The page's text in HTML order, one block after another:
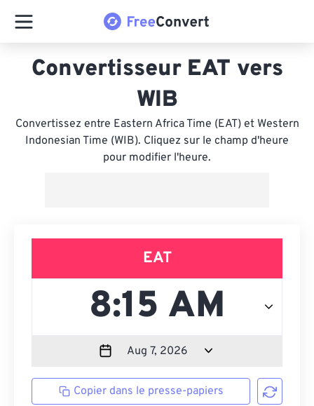
Convertisseur EAT vers
WIB
Convertissez entre Eastern Africa Time (EAT) et Western
Indonesian Time (WIB). Cliquez sur le champ d'heure
pour modifier l'heure.
EAT
Copier dans le presse-papiers